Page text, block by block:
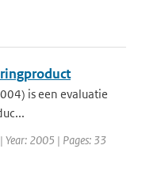
is een evaluatie
| Year: 2005 | Pages: 33